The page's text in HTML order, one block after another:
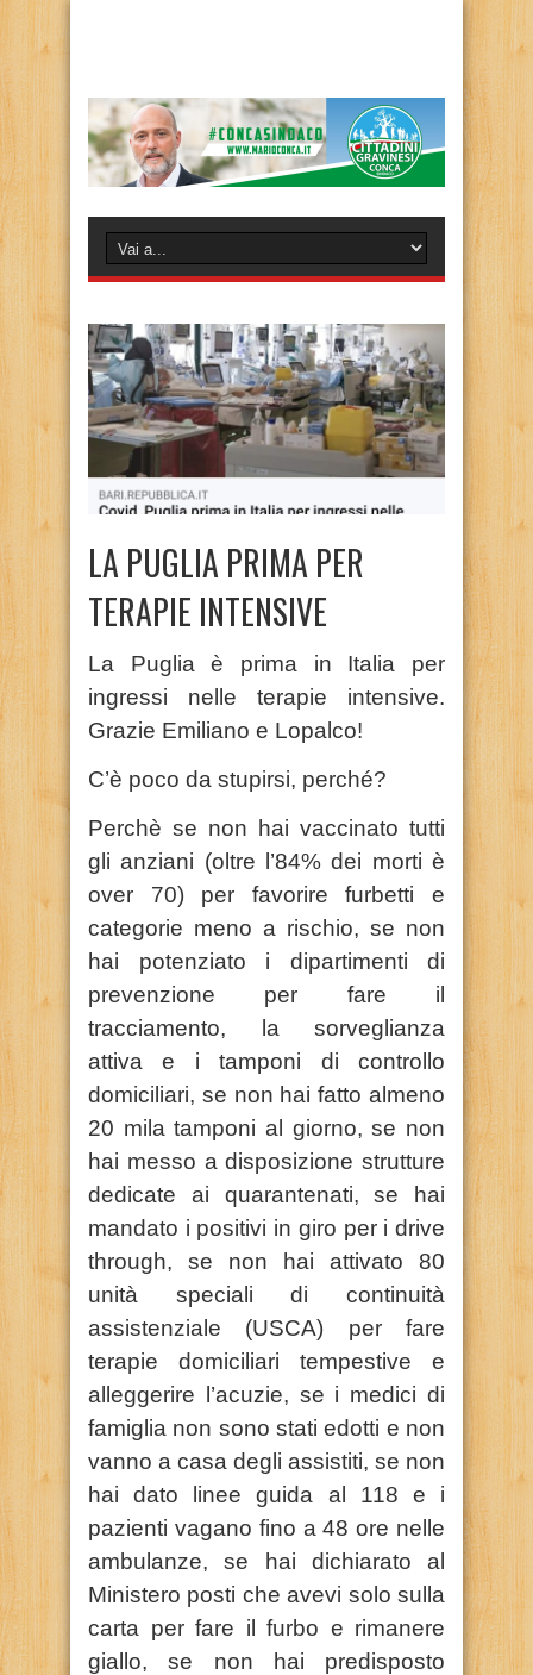
LA PUGLIA PRIMA PER
TERAPIE INTENSIVE
La Puglia è prima in Italia per
ingressi nelle terapie intensive.
Grazie Emiliano e Lopalco!
C’è poco da stupirsi, perché?
Perchè se non hai vaccinato tutti
gli anziani (oltre l’84% dei morti è
over 70) per favorire furbetti e
categorie meno a rischio, se non
hai potenziato i dipartimenti di
prevenzione per fare il
tracciamento, la sorveglianza
attiva e i tamponi di controllo
domiciliari, se non hai fatto almeno
20 mila tamponi al giorno, se non
hai messo a disposizione strutture
dedicate ai quarantenati, se hai
mandato i positivi in giro per i drive
through, se non hai attivato 80
unità speciali di continuità
assistenziale (USCA) per fare
terapie domiciliari tempestive e
alleggerire l’acuzie, se i medici di
famiglia non sono stati edotti e non
vanno a casa degli assistiti, se non
hai dato linee guida al 118 e i
pazienti vagano fino a 48 ore nelle
ambulanze, se hai dichiarato al
Ministero posti che avevi solo sulla
carta per fare il furbo e rimanere
giallo, se non hai predisposto